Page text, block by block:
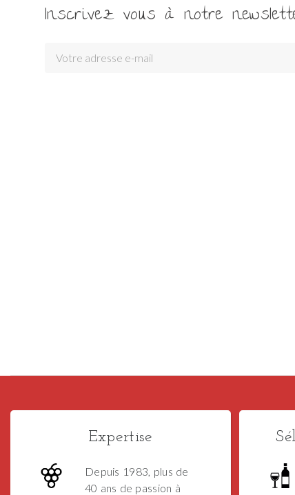
Inscrivez vous à notre
Expertise
Depuis 1983, plus de
40 ans de passion à